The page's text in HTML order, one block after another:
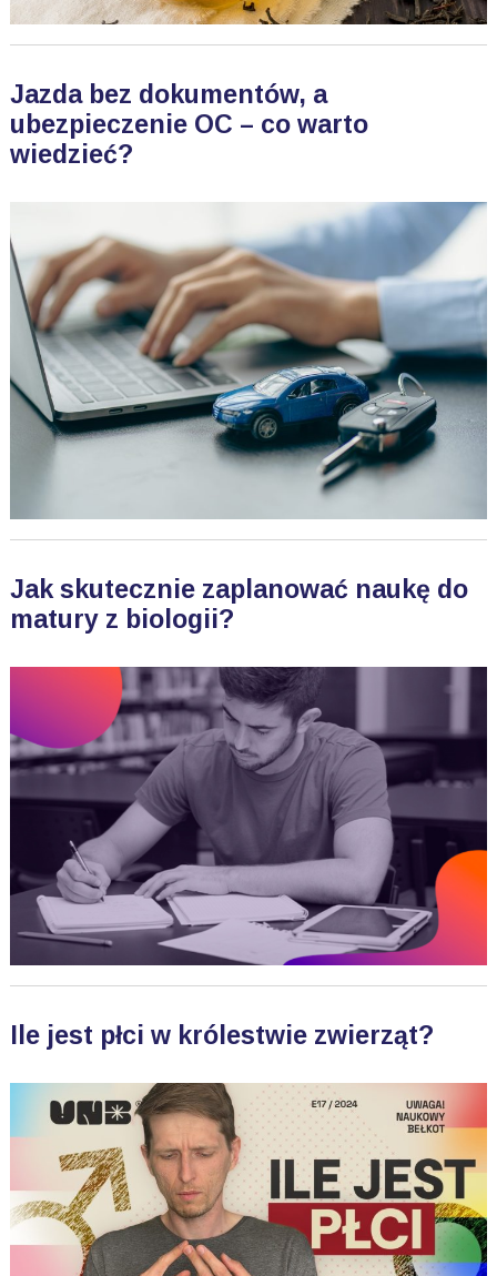
Jazda bez dokumentów, a
ubezpieczenie OC – co warto
wiedzieć?
Jak skutecznie zaplanować naukę do
matury z biologii?
Ile jest płci w królestwie zwierząt?